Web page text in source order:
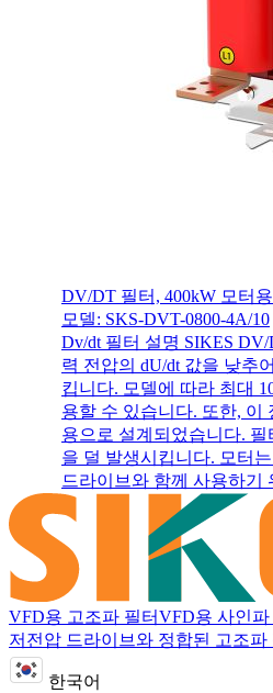
DV/DT 필터, 400kW 모터
모델: SKS-DVT-0800-4A/10
Dv/dt 필터 설명 SIKES
력 전압의 dU/dt 값을 낮추
킵니다. 모델에 따라 최대
용할 수 있습니다. 또한, 이
용으로 설계되었습니다.
을 덜 발생시킵니다. 모터
드라이브와 함께 사용하기
VFD용 고조파 필터VFD용 사인파
저전압 드라이브와 정합된 고조파
한국어